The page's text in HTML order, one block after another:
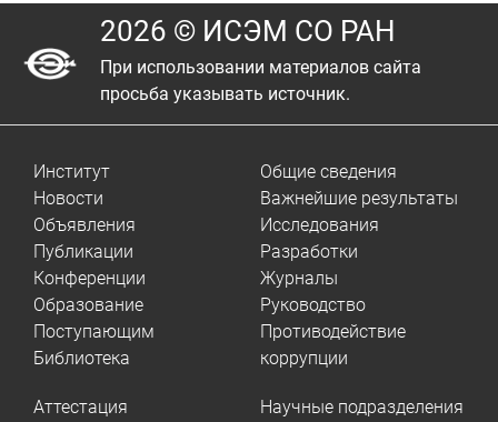
2026 © ИСЭМ СО РАН
При использовании материалов сайта
просьба указывать источник.
Институт
Новости
Объявления
Публикации
Конференции
Образование
Поступающим
Библиотека
Общие сведения
Важнейшие результаты
Исследования
Разработки
Журналы
Руководство
Противодействие
коррупции
Аттестация
Научные подразделения